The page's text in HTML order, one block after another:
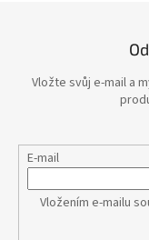
Vložte svůj e-mail a
E-mail
Vložením e-mailu